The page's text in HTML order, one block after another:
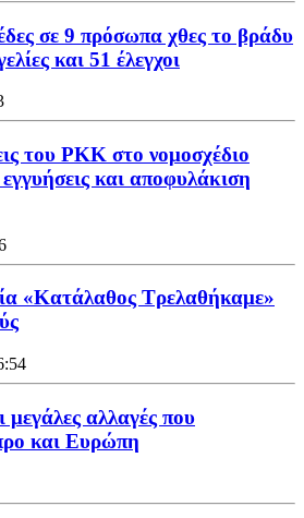
σε 9 πρόσωπα χθες το βράδυ
και 51 έλεγχοι
του PKK στο νομοσχέδιο
και αποφυλάκιση
«Κατάλαθος Τρελαθήκαμε»
αλλαγές που
και Ευρώπη